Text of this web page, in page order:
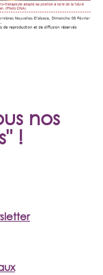
nos
!